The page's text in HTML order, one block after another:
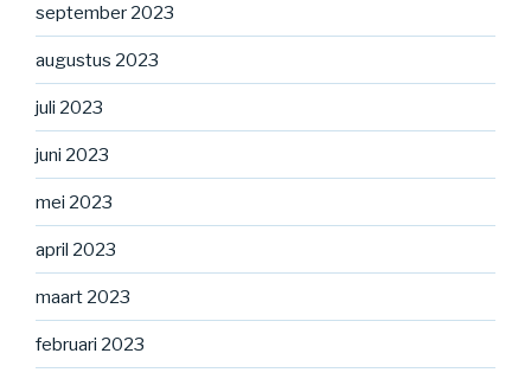
september 2023
augustus 2023
juli 2023
juni 2023
mei 2023
april 2023
maart 2023
februari 2023